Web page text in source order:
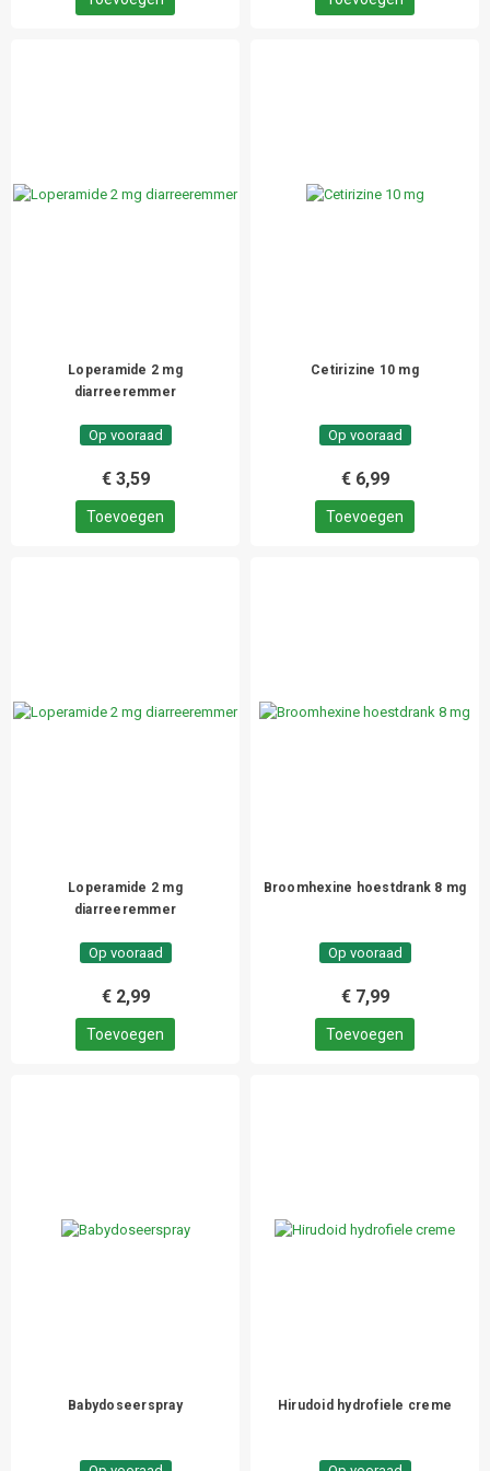
Loperamide 2 mg
diarreeremmer
Op vooraad
€ 3,59
Toevoegen
Cetirizine 10 mg
Op vooraad
€ 6,99
Toevoegen
Loperamide 2 mg
diarreeremmer
Op vooraad
€ 2,99
Toevoegen
Broomhexine hoestdrank 8 mg
Op vooraad
€ 7,99
Toevoegen
Babydoseerspray Hirudoid hydrofiele creme